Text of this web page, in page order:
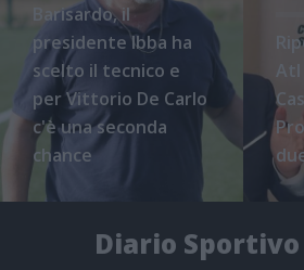
Barisardo, il
presidente Ibba ha
scelto il tecnico e
per Vittorio De Carlo
c'è una seconda
chance
Atl
Diario Sportivo